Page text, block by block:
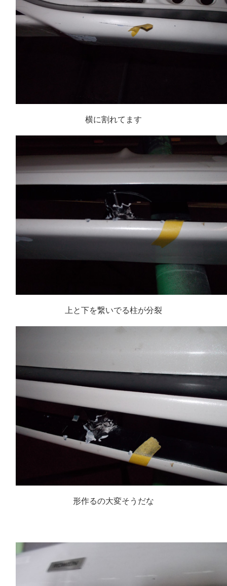
横に割れてます
上と下を繋いでる柱が分裂
形作るの大変そうだな